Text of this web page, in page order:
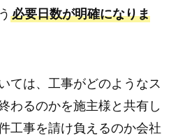
必要日数が明確になりま
ては、工事がどのようなス
わるのかを施主様と共有し
工事を請け負えるのか会社